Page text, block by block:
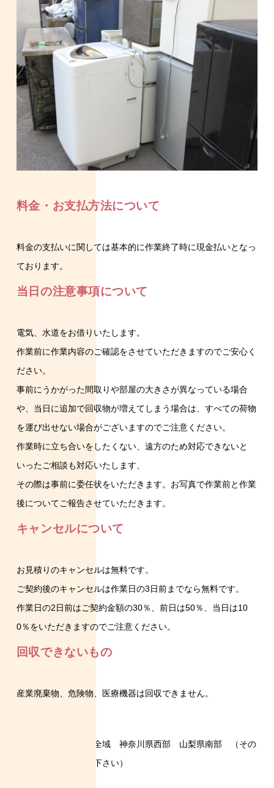
料金・お支払方法について
料金の支払いに関しては基本的に作業終了時に現金払いとなっ
ております。
当日の注意事項について
電気、水道をお借りいたします。
作業前に作業内容のご確認をさせていただきますのでご安心く
ださい。
事前にうかがった間取りや部屋の大きさが異なっている場合
や、当日に追加で回収物が増えてしまう場合は、すべての荷物
を運び出せない場合がございますのでご注意ください。
作業時に立ち合いをしたくない、遠方のため対応できないと
いったご相談も対応いたします、
その際は事前に委任状をいただきます。お写真で作業前と作業
後についてご報告させていただきます。
キャンセルについて
お見積りのキャンセルは無料です。
ご契約後のキャンセルは作業日の3日前までなら無料です。
作業日の2日前はご契約金額の30％、前日は50％、当日は10
0％をいただきますのでご注意ください。
回収できないもの
産業廃棄物、危険物、医療機器は回収できません。
対応エリア 静岡県全域 神奈川県西部 山梨県南部 （その
他地域の方もご相談下さい）